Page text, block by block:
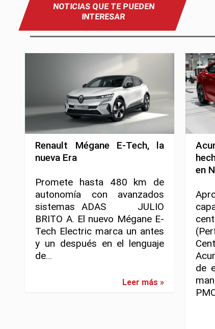
NOTICIAS QUE TE PUEDEN
INTERESAR
Renault Mégane E-Tech, la
nueva Era
Promete hasta 480 km de
autonomía con avanzados
sistemas ADAS JULIO
BRITO A. El nuevo Mégane E-
Tech Electric marca un antes
y un después en el lenguaje
de…
Leer más »
en
de